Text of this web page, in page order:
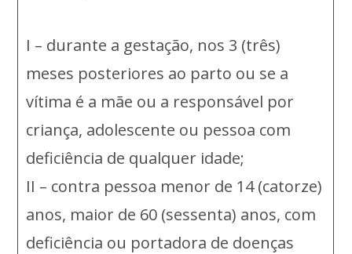
I – durante a gestação, nos 3 (três)
meses posteriores ao parto ou se a
vítima é a mãe ou a responsável por
criança, adolescente ou pessoa com
deficiência de qualquer idade;
II – contra pessoa menor de 14 (catorze)
anos, maior de 60 (sessenta) anos, com
deficiência ou portadora de doenças